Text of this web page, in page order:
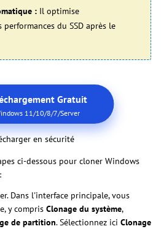
: Il optimise
du SSD après le
Gratuit
11/10/8/7/Server
en sécurité
ci-dessous pour cloner Windows
Dans l'interface principale, vous
y compris Clonage du système,
de partition. Sélectionnez ici Clonage